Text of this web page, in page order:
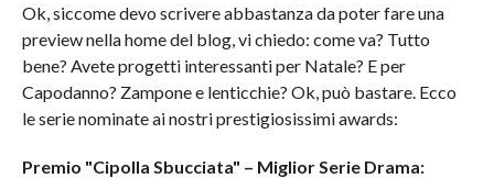
Ok, siccome devo scrivere abbastanza da poter fare una
preview nella home del blog, vi chiedo: come va? Tutto
bene? Avete progetti interessanti per Natale? E per
Capodanno? Zampone e lenticchie? Ok, può bastare. Ecco
le serie nominate ai nostri prestigiosissimi awards:
Premio "Cipolla Sbucciata" – Miglior Serie Drama: